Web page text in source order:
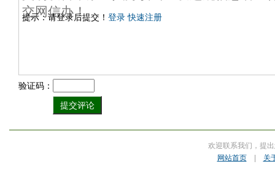
提示：请登录后提交！ 登录 快速注册
验证码：
欢迎联系我们，提
网站首页| 关